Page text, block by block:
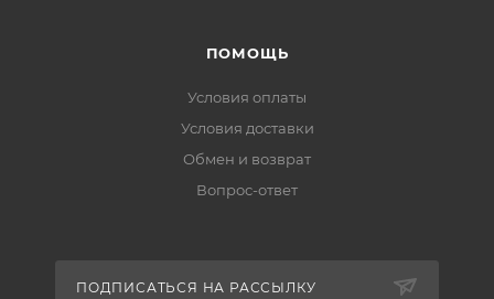
ПОМОЩЬ
Условия оплаты
Условия доставки
Обмен и возврат
Вопрос-ответ
ПОДПИСАТЬСЯ НА РАССЫЛКУ